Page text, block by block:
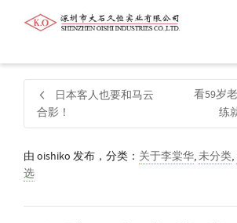
帮我查找新的衬衫尺码
默认品牌.
日本客人也要和马云
合影！
看59岁
练
由 oishiko 发布，分类： 关于李棠华,未分类,
选